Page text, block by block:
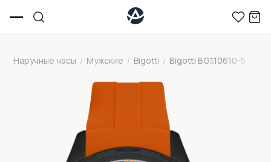
Наручные часы / Мужские / Bigotti / Bigotti BG.1.10610-5